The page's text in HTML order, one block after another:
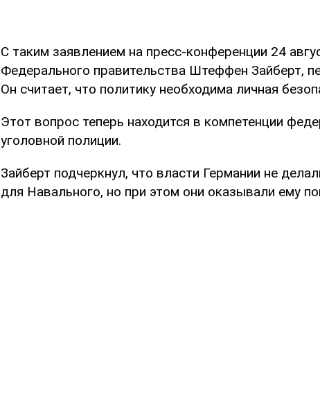
С таким заявлением на пресс-конференции 24
Федерального правительства Штеффен Зайберт,
Он считает, что политику необходима личная
Этот вопрос теперь находится в компетенции
уголовной полиции.
Зайберт подчеркнул, что власти Германии не
для Навального, но при этом они оказывали ему